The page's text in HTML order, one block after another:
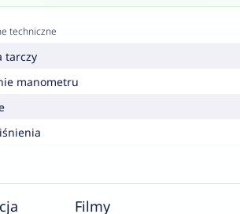
techniczne
tarczy
manometru
Filmy